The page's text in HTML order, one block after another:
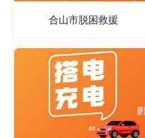
合山市脱困救援